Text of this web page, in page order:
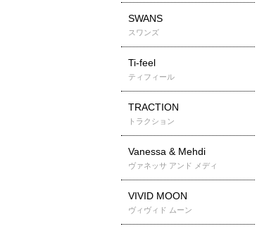
SWANS
スワンズ
Ti-feel
ティフィール
TRACTION
トラクション
Vanessa & Mehdi
ヴァネッサ アンド メディ
VIVID MOON
ヴィヴィド ムーン